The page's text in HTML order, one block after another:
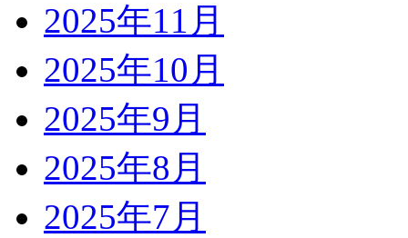
2025年11月
2025年10月
2025年9月
2025年8月
2025年7月